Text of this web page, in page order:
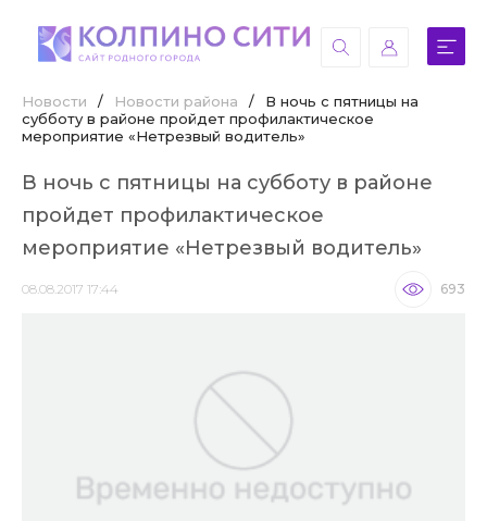
Новости / Новости района /
В ночь с пятницы на
субботу в районе пройдет профилактическое
мероприятие «Нетрезвый водитель»
В ночь с пятницы на субботу в районе
пройдет профилактическое
мероприятие «Нетрезвый водитель»
08.08.2017 17:44 693